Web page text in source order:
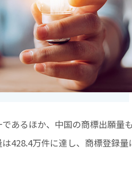
あるほか、中国の商標出願量
428.4万件に達し、商標登録